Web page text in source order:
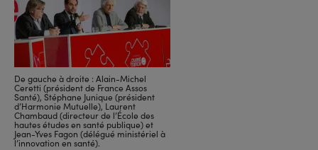
De gauche à droite : Alain-Michel
Ceretti (président de France Assos
Santé), Stéphane Junique (président
d’Harmonie Mutuelle), Laurent
Chambaud (directeur de l’École des
hautes études en santé publique) et
Jean-Yves Fagon (délégué ministériel à
l’innovation en santé).